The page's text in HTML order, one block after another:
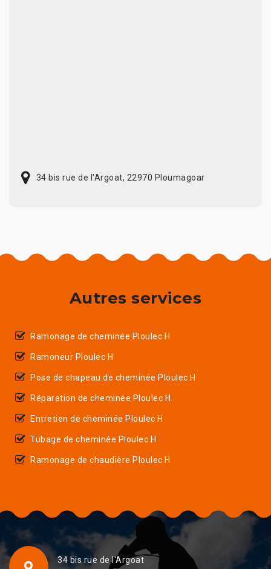
34 bis rue de l'Argoat, 22970 Ploumagoar
Autres services
Ramonage de cheminée Ploulec H
Ramoneur Ploulec H
Pose de chapeau de cheminée Ploulec H
Réparation de cheminée Ploulec H
Entretien de cheminée Ploulec H
Tubage de cheminée Ploulec H
Ramonage de chaudière Ploulec H
34 bis rue de l'Argoat